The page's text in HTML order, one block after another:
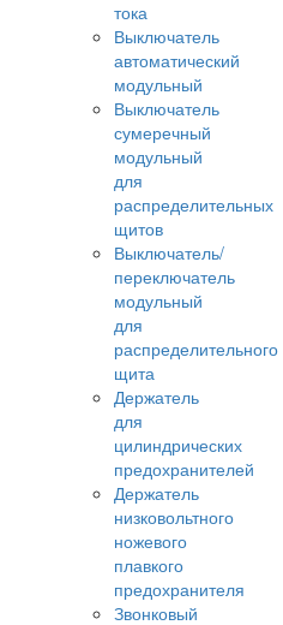
тока
Выключатель
автоматический
модульный
Выключатель
сумеречный
модульный
для
распределительных
щитов
Выключатель/
переключатель
модульный
для
распределительного
щита
Держатель
для
цилиндрических
предохранителей
Держатель
низковольтного
ножевого
плавкого
предохранителя
Звонковый